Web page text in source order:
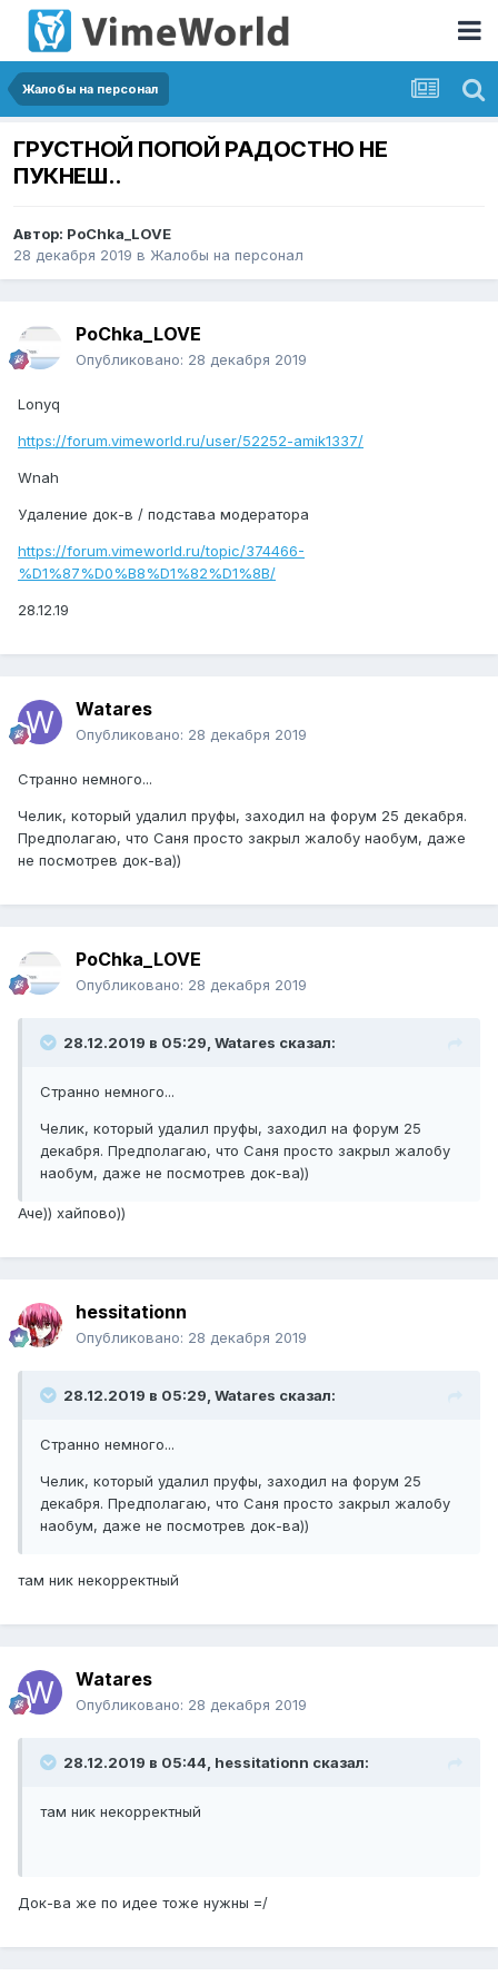
Жалобы на персонал
ГРУСТНОЙ ПОПОЙ РАДОСТНО НЕ
ПУКНЕШ..
Автор: PoChka_LOVE
28 декабря 2019 в Жалобы на персонал
PoChka_LOVE
Опубликовано: 28 декабря 2019
Lonyq
https://forum.vimeworld.ru/user/52252-amik1337/
Wnah
Удаление док-в / подстава модератора
https://forum.vimeworld.ru/topic/374466-
%D1%87%D0%B8%D1%82%D1%8B/
28.12.19
Watares
Опубликовано: 28 декабря 2019
Странно немного...
Челик, который удалил пруфы, заходил на форум 25 декабря.
Предполагаю, что Саня просто закрыл жалобу наобум, даже
не посмотрев док-ва))
PoChka_LOVE
Опубликовано: 28 декабря 2019
28.12.2019 в 05:29, Watares сказал:
Странно немного...
Челик, который удалил пруфы, заходил на форум 25
декабря. Предполагаю, что Саня просто закрыл жалобу
наобум, даже не посмотрев док-ва))
Аче)) хайпово))
hessitationn
Опубликовано: 28 декабря 2019
28.12.2019 в 05:29, Watares сказал:
Странно немного...
Челик, который удалил пруфы, заходил на форум 25
декабря. Предполагаю, что Саня просто закрыл жалобу
наобум, даже не посмотрев док-ва))
там ник некорректный
Watares
Опубликовано: 28 декабря 2019
28.12.2019 в 05:44, hessitationn сказал:
там ник некорректный
Док-ва же по идее тоже нужны =/